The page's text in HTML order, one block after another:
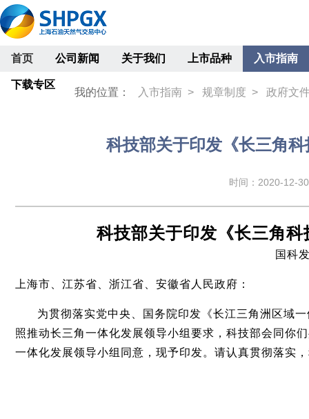
首页 公司新闻 关于我们 上市品种 入市指南
下载专区
我的位置： 入市指南 > 规章制度 > 政府文
科技部关于印发《长三角
时间：2020-12-
科技部关于印发《长三角
国科
上海市、江苏省、浙江省、安徽省人民政府：
为贯彻落实党中央、国务院印发《长江三角洲区域
照推动长三角一体化发展领导小组要求，科技部会同你
一体化发展领导小组同意，现予印发。请认真贯彻落实